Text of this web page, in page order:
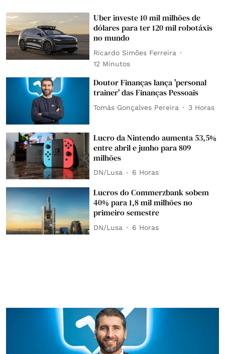
Uber investe 10 mil milhões de
dólares para ter 120 mil robotáxis
no mundo
Ricardo Simões Ferreira
12 Minutos
Doutor Finanças lança 'personal
trainer' das Finanças Pessoais
Tomás Gonçalves Pereira 3 Horas
Lucro da Nintendo aumenta 53,5%
entre abril e junho para 809
milhões
DN/Lusa 6 Horas
Lucros do Commerzbank sobem
40% para 1,8 mil milhões no
primeiro semestre
DN/Lusa 6 Horas